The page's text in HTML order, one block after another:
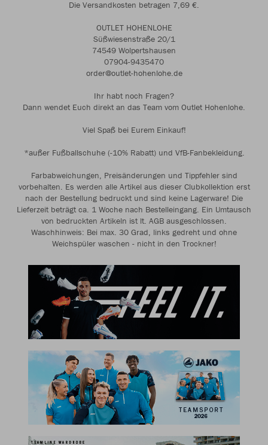
Die Versandkosten betragen 7,69 €.
OUTLET HOHENLOHE
Süßwiesenstraße 20/1
74549 Wolpertshausen
07904-9435470
order@outlet-hohenlohe.de
Ihr habt noch Fragen?
Dann wendet Euch direkt an das Team vom Outlet Hohenlohe.
Viel Spaß bei Eurem Einkauf!
*außer Fußballschuhe (-10% Rabatt) und VfB-Fanbekleidung.
Farbabweichungen, Preisänderungen und Tippfehler sind
vorbehalten. Es werden alle Artikel aus dieser Clubkollektion erst
nach der Bestellung bedruckt und sind keine Lagerware! Die
Lieferzeit beträgt ca. 1 Woche nach Bestelleingang. Ein Umtausch
von bedruckten Artikeln ist lt. AGB ausgeschlossen.
Waschhinweis: Bei max. 30 Grad, links gedreht und ohne
Weichspüler waschen - nicht in den Trockner!